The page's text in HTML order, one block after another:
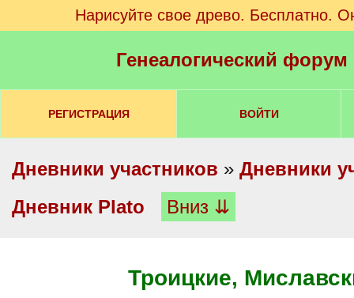
Нарисуйте свое древо. Бесплатно.
Генеалогический
РЕГИСТРАЦИЯ ВОЙТИ
Дневники участников » Дневники
Дневник Plato
Вниз ⇊
Троицкие,